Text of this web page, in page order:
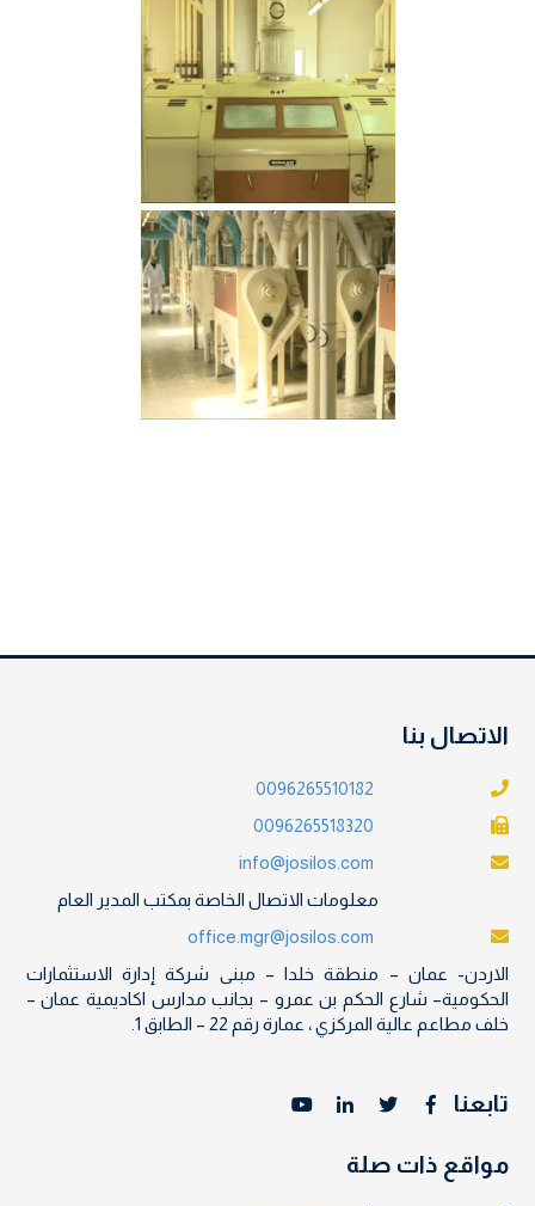
الاتصال بنا
0096265510182
0096265518320
info@josilos.com
معلومات الاتصال الخاصة بمكتب المدير العام
office.mgr@josilos.com
الاردن- عمان – منطقة خلدا – مبنى شركة إدارة الاستثمارات
الحكومية– شارع الحكم بن عمرو – بجانب مدارس اكاديمية عمان –
خلف مطاعم عالية المركزي ، عمارة رقم 22 – الطابق 1.
تابعنا
مواقع ذات صلة